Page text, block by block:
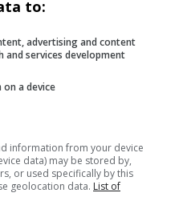
to:
advertising and content
and services development
a device
information from your device
data) may be stored by,
or used specifically by this
geolocation data. List of